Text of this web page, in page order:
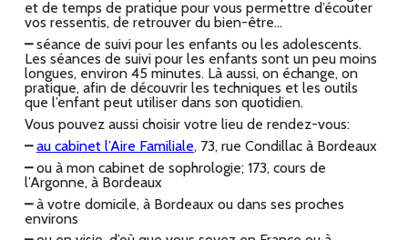
et de temps de pratique pour vous permettre d’écouter
vos ressentis, de retrouver du bien-être…
–séance de suivi pour les enfants ou les adolescents.
Les séances de suivi pour les enfants sont un peu moins
longues, environ 45 minutes. Là aussi, on échange, on
pratique, afin de découvrir les techniques et les outils
que l’enfant peut utiliser dans son quotidien.
Vous pouvez aussi choisir votre lieu de rendez-vous:
– au cabinet l’Aire Familiale, 73, rue Condillac à Bordeaux
–ou à mon cabinet de sophrologie; 173, cours de
l’Argonne, à Bordeaux
–à votre domicile, à Bordeaux ou dans ses proches
environs